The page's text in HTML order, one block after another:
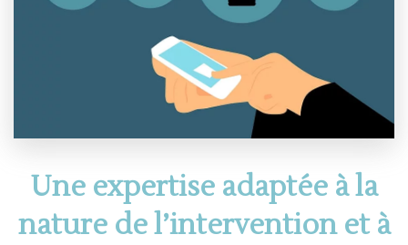
Une expertise adaptée à la
nature de l’intervention et à